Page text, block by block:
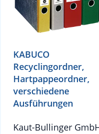
KABUCO
Recyclingordner,
Hartpappeordner,
verschiedene
Ausführungen
Kaut-Bullinger